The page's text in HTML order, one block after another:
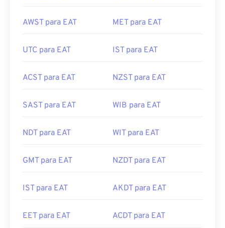
AWST para EAT MET para EAT
UTC para EAT IST para EAT
ACST para EAT NZST para EAT
SAST para EAT WIB para EAT
NDT para EAT WIT para EAT
GMT para EAT NZDT para EAT
IST para EAT AKDT para EAT
EET para EAT ACDT para EAT